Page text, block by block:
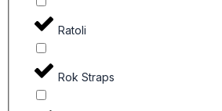
Ratoli
Rok Straps